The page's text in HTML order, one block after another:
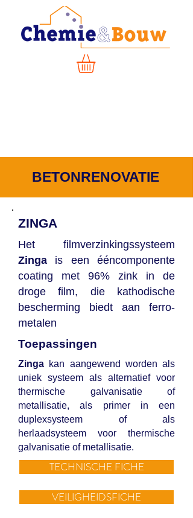
BETONRENOVATIE
ZINGA
Het filmverzinkingssysteem
Zinga is een ééncomponente
coating met 96% zink in de
droge film, die kathodische
bescherming biedt aan ferro-
metalen
Toepassingen
Zinga kan aangewend worden als
uniek systeem als alternatief voor
thermische galvanisatie of
metallisatie, als primer in een
duplexsysteem of als
herlaadsysteem voor thermische
galvanisatie of metallisatie.
TECHNISCHE FICHE
VEILIGHEIDSFICHE